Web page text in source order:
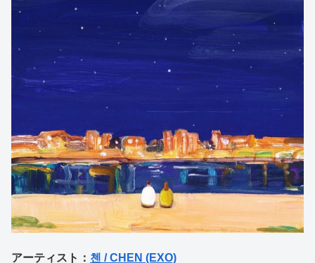
アーティスト： 첸 / CHEN (EXO)